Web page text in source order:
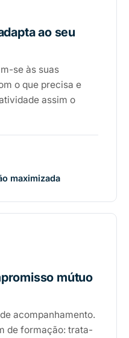
ao seu
se às suas
o que precisa e
assim o
maximizada
mútuo
acompanhamento.
de formação: trata-